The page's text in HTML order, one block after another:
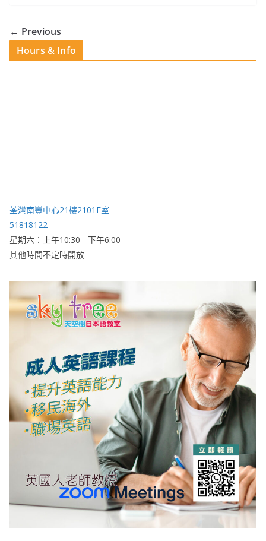
← Previous
Hours & Info
荃灣南豐中心21樓2101E室
51818122
星期六：上午10:30 - 下午6:00
其他時間不定時開放